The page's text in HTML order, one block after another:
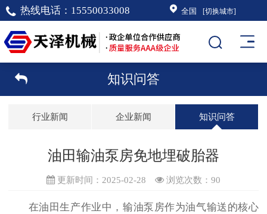
热线电话： 15550033008 全国 [切换城市]
知识问答
行业新闻 企业新闻 知识问答
油田输油泵房免地埋破胎器
更新时间：2025-02-28 浏览次数： 90
在油田生产作业中，输油泵房作为油气输送的核心